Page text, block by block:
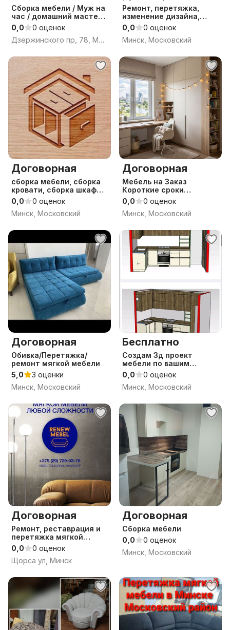
Сборка мебели / Муж на
час / домашний мастер /
Сборщик мебели
0,0
0 оценок
Дзержинского пр, 78, Минск
Ремонт, перетяжка,
изменение дизайна,
замена наполнителя,
фурнитуры, пружинных
блоков, изготовление.
0,0
0 оценок
Минск, Московский
Договорная
сборка мебели, сборка
кровати, сборка шкафа,
комода, стеллажа,
собрать кровать, шкаф,
комод, стеллаж
0,0
0 оценок
Минск, Московский
Договорная
Мебель на Заказ
Короткие сроки
Приятные Цены
0,0
0 оценок
Минск, Московский
Договорная
Обивка/Перетяжка/
ремонт мягкой мебели
5,0
3 оценки
Минск, Московский
Бесплатно
Создам 3д проект
мебели по вашим
размерам + сборка
0,0
0 оценок
Минск, Московский
Договорная
Ремонт, реставрация и
перетяжка мягкой
мебели
0,0
0 оценок
Щорса ул, Минск
Договорная
Сборка мебели
0,0
0 оценок
Минск, Московский